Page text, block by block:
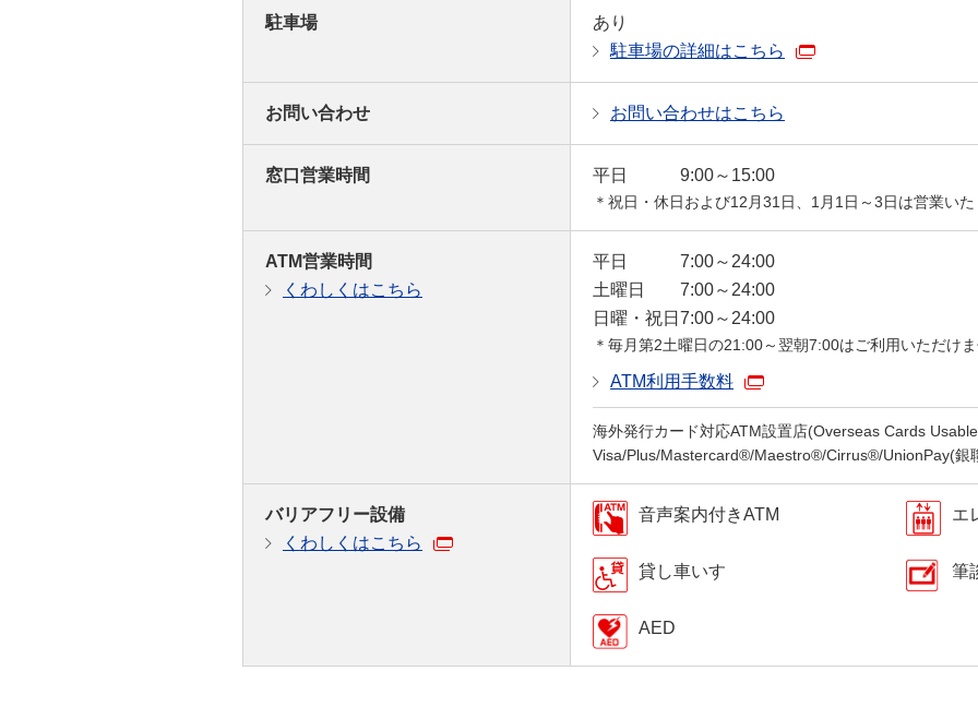
駐車場
あり
駐車場の詳細はこちら
お問い合わせ お問い合わせはこちら
窓口営業時間 平日 9:00～15:00
＊祝日・休日および12月31日、1月1日～3日は営業いた
ATM営業時間
くわしくはこちら
平日
7:00～24:00
土曜日
7:00～24:00
日曜・祝日 7:00～24:00
＊毎月第2土曜日の21:00～翌朝7:00はご利用いただけま
ATM利用手数料
海外発行カード対応ATM設置店(Overseas Cards
Visa/Plus/Mastercard®/Maestro®/Cirrus®/UnionPay(銀
バリアフリー設備
くわしくはこちら
音声案内付きATM エ
貸し車いす 筆
AED